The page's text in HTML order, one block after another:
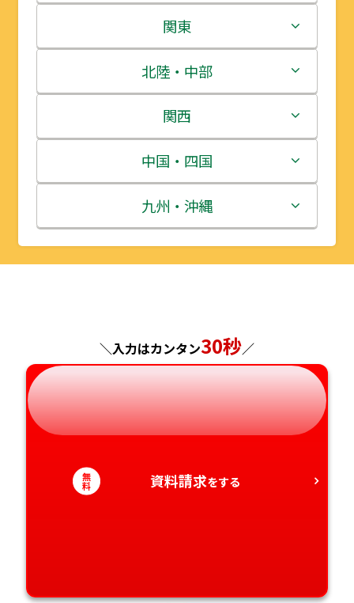
北海道
青森県
岩手県
宮城県
秋田県
山形県
関東
茨城県
栃木県
群馬県
埼玉県
千葉県
北陸・中部
新潟県
富山県
石川県
福井県
岐阜県
静岡県
関西
三重県
滋賀県
京都府
奈良県
和歌山県
中国・四国
鳥取県
島根県
山口県
徳島県
九州・沖縄
福岡県
熊本県
大分県
宮崎県
＼入力はカンタン30秒／
無
料 資料請求をする